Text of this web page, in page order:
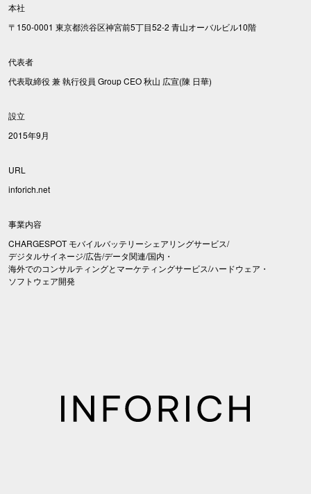
本社
〒150-0001 東京都渋谷区神宮前5丁目52-2 青山オーバルビル10階
代表者
代表取締役 兼 執行役員 Group CEO 秋山 広宣(陳 日華)
設立
2015年9月
URL
inforich.net
事業内容
CHARGESPOT モバイルバッテリーシェアリングサービス/
デジタルサイネージ/広告/データ関連/国内・
海外でのコンサルティングとマーケティングサービス/ハードウェア・
ソフトウェア開発